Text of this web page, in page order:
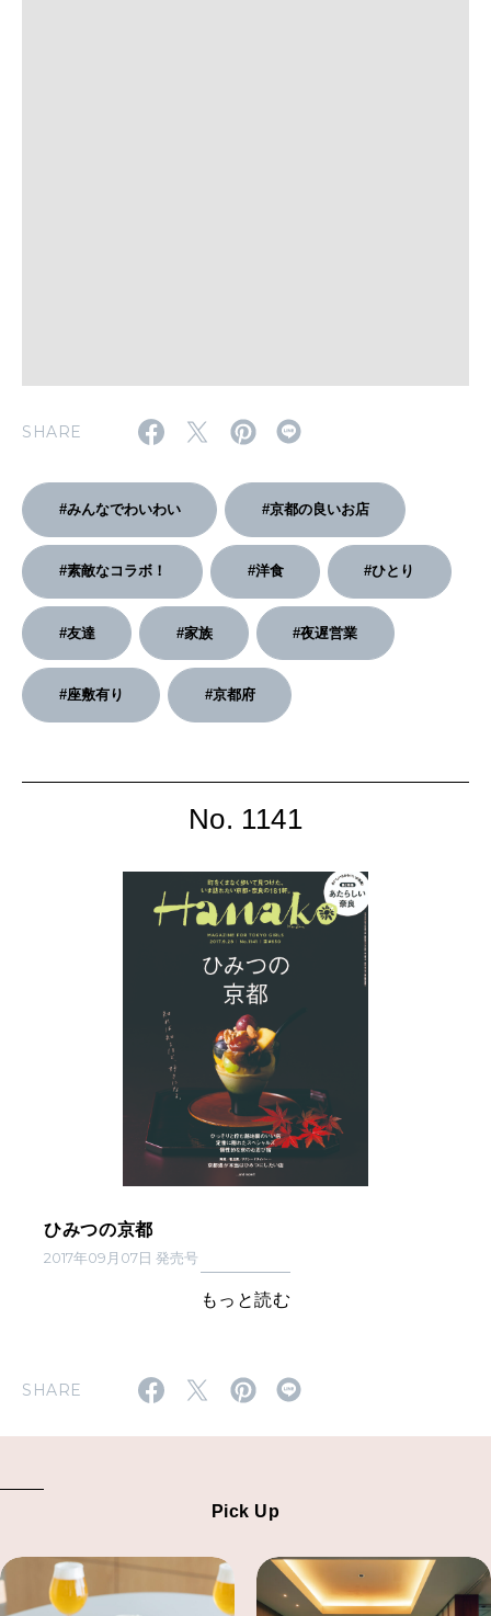
2026年7月号「鎌倉 ローカルが 教えてくれた 本当の歩き方。」
2026年6月号「大銀座 トレンドが生まれる 新しい一流店へ。」
2026年5月号「“大好き”に出会いに。韓国」
2026年4月号「未来をつくる、学びの教科書。」
2026年3月号「スイーツ予想図 2026」
2026年1月号「猫がいれば、幸せ」
2025年12月号「お酒の新常識。」
MAGAZINE MOOK
FOLLOW US!
SHARE
#みんなでわいわい #京都の良いお店
#素敵なコラボ！ #洋食 #ひとり
#友達 #家族 #夜遅営業
#座敷有り #京都府
No. 1141
ひみつの京都
2017年09月07日 発売号
もっと読む
SHARE
Pick Up